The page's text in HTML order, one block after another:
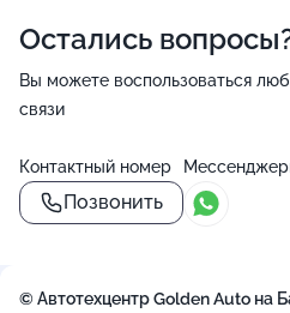
Остались
Вы можете воспользоваться
связи
Контактный номер
Позвонить
© Автотехцентр Golden Auto на